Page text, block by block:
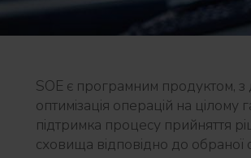
SOE є програмним продуктом,
оптимізація операцій на
підтримка процесу прийняття
сховища відповідно до обраної